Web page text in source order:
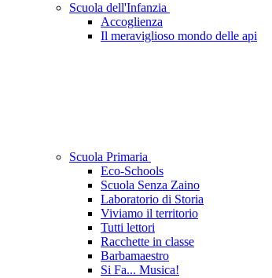
Scuola dell'Infanzia
Accoglienza
Il meraviglioso mondo delle api
Scuola Primaria
Eco-Schools
Scuola Senza Zaino
Laboratorio di Storia
Viviamo il territorio
Tutti lettori
Racchette in classe
Barbamaestro
Si Fa... Musica!